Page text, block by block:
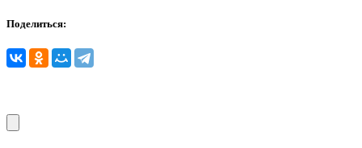
Поделиться: